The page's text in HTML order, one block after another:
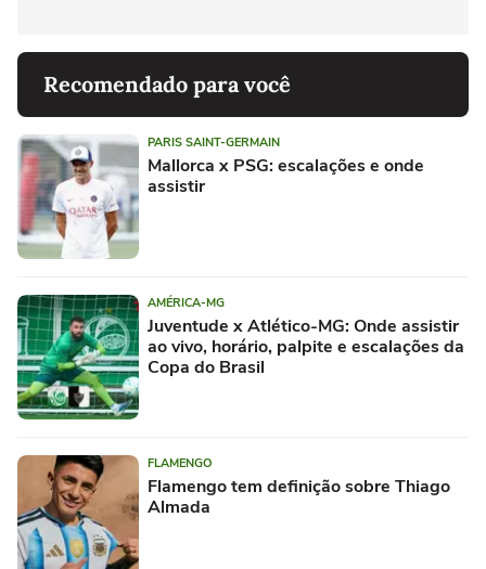
Recomendado para você
PARIS SAINT-GERMAIN
Mallorca x PSG: escalações e onde
assistir
AMÉRICA-MG
Juventude x Atlético-MG: Onde assistir
ao vivo, horário, palpite e escalações da
Copa do Brasil
FLAMENGO
Flamengo tem definição sobre Thiago
Almada